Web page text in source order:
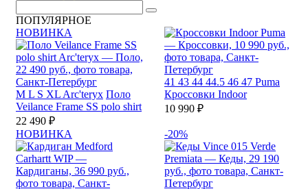
ПОПУЛЯРНОЕ
НОВИНКА
M L S XL Arc'teryx Поло
Veilance Frame SS polo shirt
22 490 ₽
41 43 44 44.5 46 47 Puma
Кроссовки Indoor
10 990 ₽
НОВИНКА -20%